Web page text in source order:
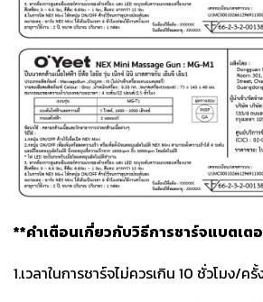
**คำเตือนเกี่ยวกับวิธีการชาร์จแบตเตอ
1.เวลาในการชาร์จไม่ควรเกิน 10 ชั่วโมง/ครั้